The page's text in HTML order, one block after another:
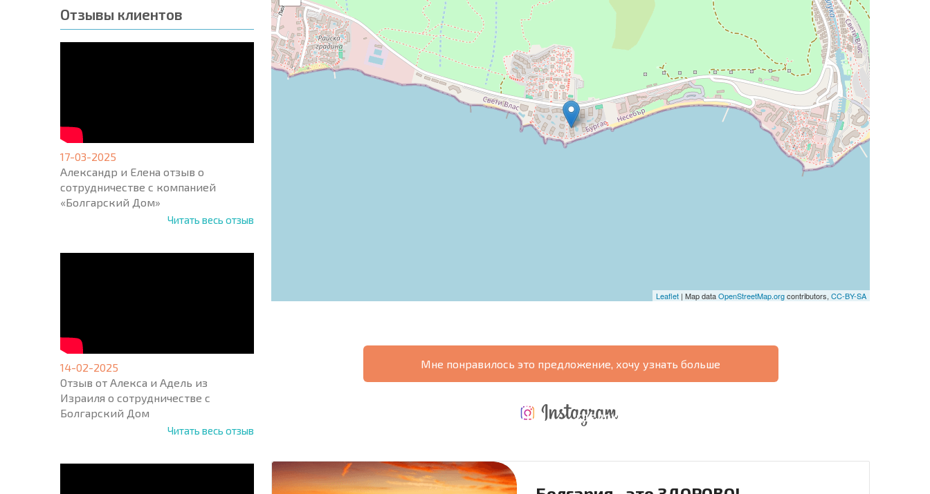
Отзывы клиентов
17-03-2025
Александр и Елена отзыв о
сотрудничестве с компанией
«Болгарский Дом»
Читать весь отзыв
14-02-2025
Отзыв от Алекса и Адель из
Израиля о сотрудничестве с
Болгарский Дом
Читать весь отзыв
Leaflet | Map dataOpenStreetMap.orgcontributors, CC-BY-SA
Мне понравилось это предложение, хочу узнать больше
States
+1
ЕЖЕГОДНЫЕ
РАСХОДЫ НА
ГДЕ ДОХОДНОСТЬ